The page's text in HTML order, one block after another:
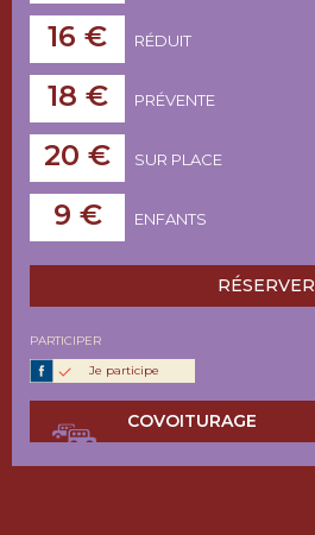
16 € RÉDUIT
18 € PRÉVENTE
20 € SUR PLACE
9 € ENFANTS
RÉSERVER
PARTICIPER
Je participe
COVOITURAGE